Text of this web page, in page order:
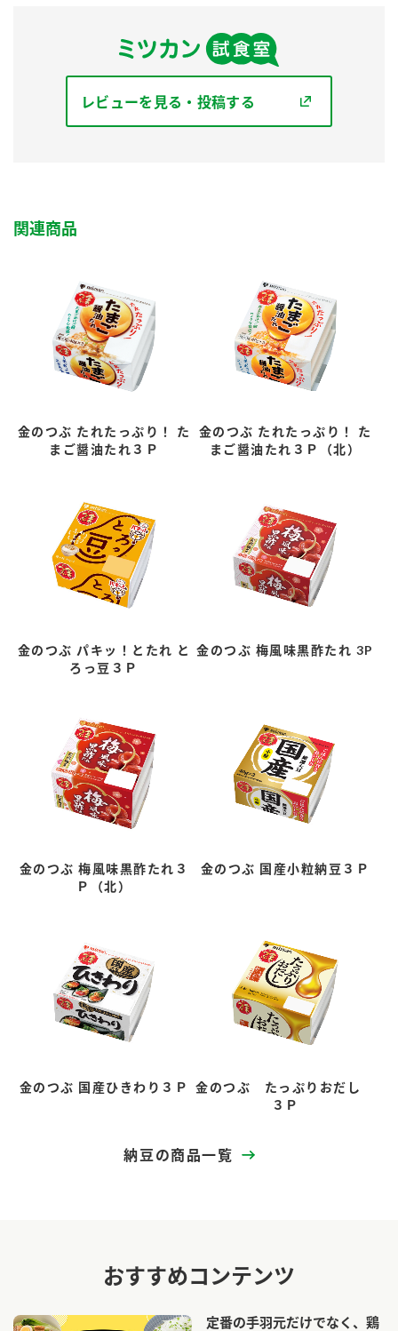
レビューを見る・投稿する
関連商品
金のつぶ たれたっぷり！ た
まご醤油たれ３Ｐ
金のつぶ たれたっぷり！ た
まご醤油たれ３Ｐ（北）
金のつぶ パキッ！とたれ と
ろっ豆３Ｐ
金のつぶ 梅風味黒酢たれ 3P
金のつぶ 梅風味黒酢たれ３
Ｐ（北）
金のつぶ 国産小粒納豆３Ｐ
金のつぶ 国産ひきわり３Ｐ
金のつぶ たっぷりおだし
３Ｐ
納豆の商品一覧
おすすめコンテンツ
定番の手羽元だけでなく、鶏